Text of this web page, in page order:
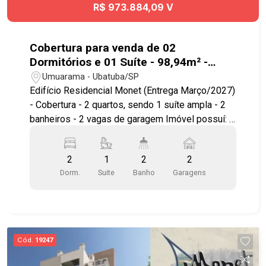
R$ 973.884,09 V
Cobertura para venda de 02
Dormitórios e 01 Suíte - 98,94m² -
Ubatuba
Umuarama - Ubatuba/SP
Edifício Residencial Monet (Entrega Março/2027)
- Cobertura - 2 quartos, sendo 1 suíte ampla - 2
banheiros - 2 vagas de garagem Imóvel possuí: -
- Varanda gourmet com churrasqueira - Cozinha
moderna integrada - Projeto com ventilação
cruzada, proporcionando conforto térmico natural
direito com altura de 2,80 m - Individualização de
água e gás - Esquadrias em alumínio preto com
telas mosqueteiro Lazer no rooftop com: -
2
Dorm.
1
Suite
2
Banho
2
Garagens
Cód. 19247